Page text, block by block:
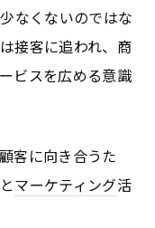
なくないのではな
接客に追われ、商
ビスを広める意識
客に向き合うた
マーケティング活